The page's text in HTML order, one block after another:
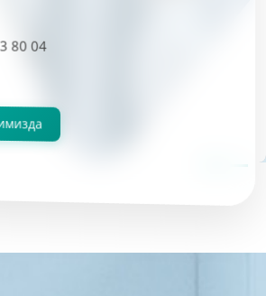
80 04